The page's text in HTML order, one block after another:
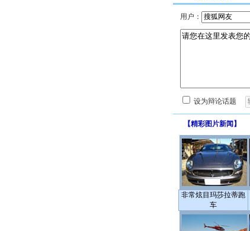
用户：
设为辩论话题
【精彩图片新闻 】
非常炫目玛莎拉蒂跑
车